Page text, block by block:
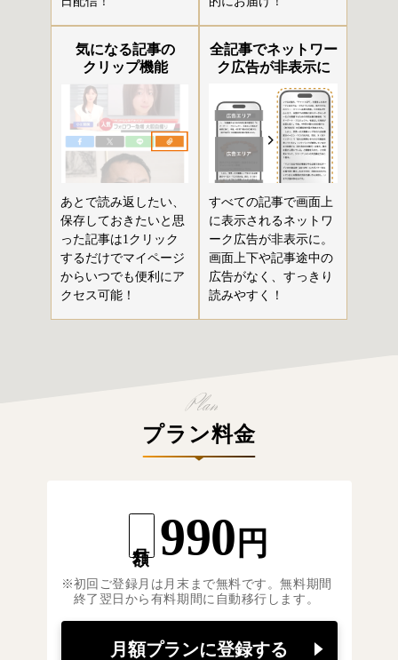
気になる記事の
クリップ機能
あとで読み返したい、
保存しておきたいと思
った記事は1クリック
するだけでマイページ
からいつでも便利にア
クセス可能！
全記事でネットワー
ク広告が非表示に
すべての記事で画面上
に表示されるネットワ
ーク広告が非表示に。
画面上下や記事途中の
広告がなく、すっきり
読みやすく！
プラン料金
990 円
初回ご登録月は月末まで無料です。無料期間
終了翌日から有料期間に自動移行します。
月額プランに登録する